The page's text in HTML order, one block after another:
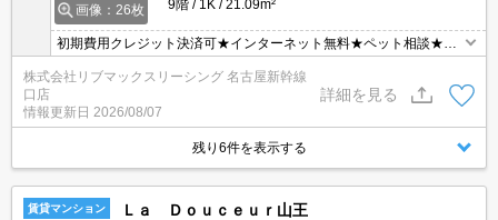
画像：26枚
9階
1K 21.09m²
初期費用クレジット決済可★インターネット無料★ペット相談★
「大須観音」「東別院」駅徒歩圏内☆オートロック、宅配ボック
ス、浴室乾燥機など設備充実の分譲賃貸マンション♪
株式会社リブマックスリーシング 名古屋新幹線
口店
情報更新日 2026/08/07
詳細を見る
残り6件を表示する
賃貸マンション Ｌａ Ｄｏｕｃｅｕｒ山王